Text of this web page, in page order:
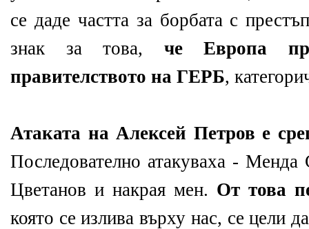
се даде частта за борбата с
знак за това, че Европа
правителството на ГЕРБ,
Атаката на Алексей Петров е
Последователно атакуваха - Менда
Цветанов и накрая мен. От това
която се излива върху нас, се цели